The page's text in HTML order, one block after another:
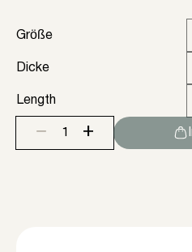
Größe
Dicke
Length
−
Schwarze
+